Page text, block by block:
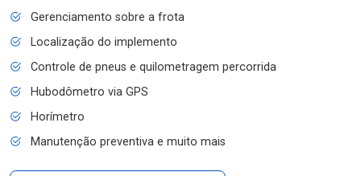
Gerenciamento sobre a frota
Localização do implemento
Controle de pneus e quilometragem percorrida
Hubodômetro via GPS
Horímetro
Manutenção preventiva e muito mais